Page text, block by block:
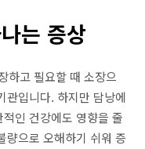
는 증상
하고 필요할 때 소장으
관입니다. 하지만 담낭에
인 건강에도 영향을 줄
량으로 오해하기 쉬워 증